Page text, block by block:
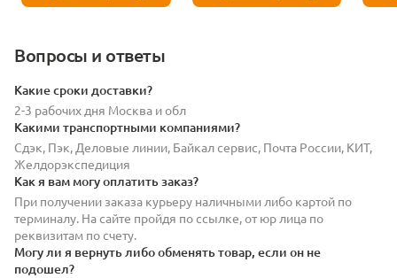
Вопросы и ответы
Какие сроки доставки?
2-3 рабочих дня Москва и обл
Какими транспортными компаниями?
Сдэк, Пэк, Деловые линии, Байкал сервис, Почта России, КИТ,
Желдорэкспедиция
Как я вам могу оплатить заказ?
При получении заказа курьеру наличными либо картой по
терминалу. На сайте пройдя по ссылке, от юр лица по
реквизитам по счету.
Могу ли я вернуть либо обменять товар, если он не
подошел?